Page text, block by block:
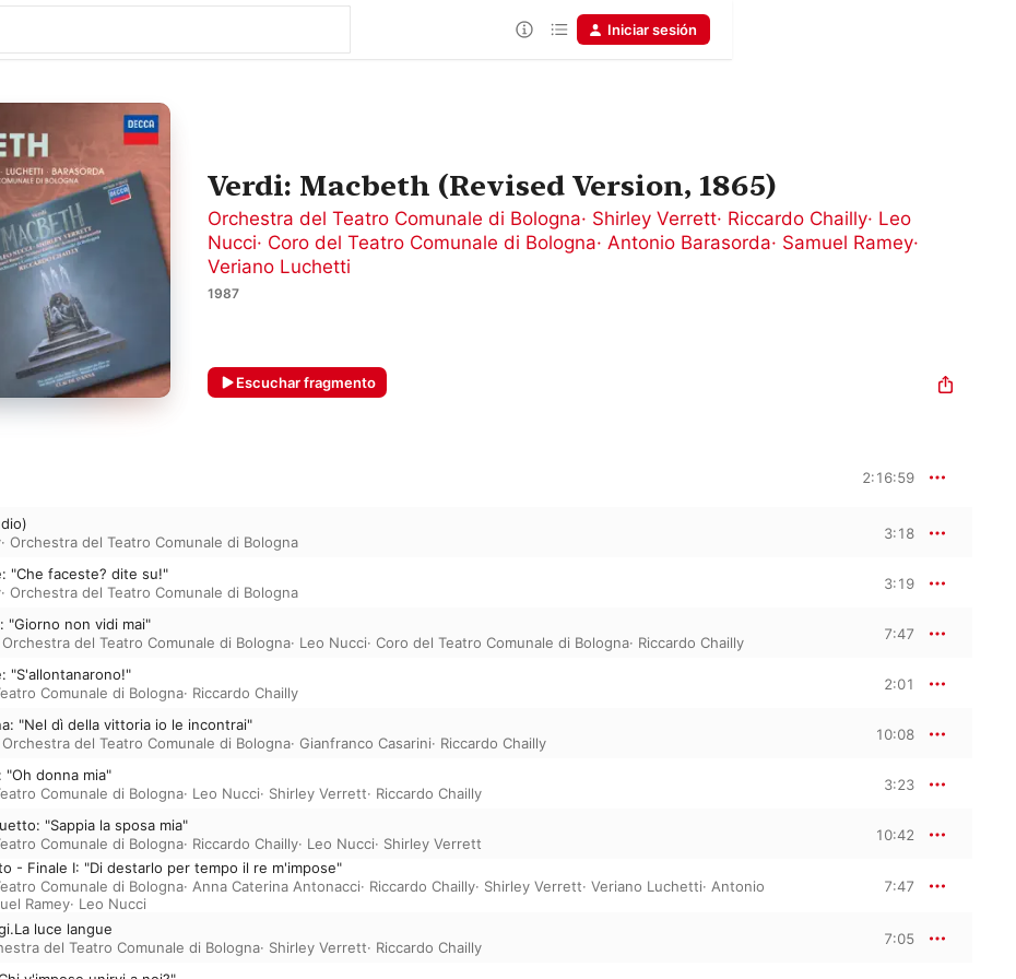
Iniciar sesión
Verdi: Macbeth (Revised Version, 1865)
Orchestra del Teatro Comunale di Bologna· Shirley Verrett· Riccardo Chailly· Leo
Nucci· Coro del Teatro Comunale di Bologna· Antonio Barasorda· Samuel Ramey·
Veriano Luchetti
1987
Escuchar fragmento
2:16:59
· Orchestra del Teatro Comunale di Bologna 3:18
"Che faceste? dite su!"
· Orchestra del Teatro Comunale di Bologna 3:19
"Giorno non vidi mai"
Orchestra del Teatro Comunale di Bologna· Leo Nucci· Coro del Teatro Comunale di Bologna· Riccardo Chailly 7:47
"S'allontanarono!"
Comunale di Bologna· Riccardo Chailly 2:01
"Nel dì della vittoria io le incontrai"
Orchestra del Teatro Comunale di Bologna· Gianfranco Casarini· Riccardo Chailly 10:08
"Oh donna mia"
Comunale di Bologna· Leo Nucci· Shirley Verrett· Riccardo Chailly 3:23
"Sappia la sposa mia"
Comunale di Bologna· Riccardo Chailly· Leo Nucci· Shirley Verrett
10:42
- Finale I: "Di destarlo per tempo il re m'impose"
Comunale di Bologna· Anna Caterina Antonacci· Riccardo Chailly· Shirley Verrett· Veriano Luchetti· Antonio
Ramey· Leo Nucci
7:47
luce langue
del Teatro Comunale di Bologna· Shirley Verrett· Riccardo Chailly 7:05